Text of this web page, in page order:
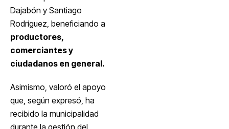
Dajabón y Santiago
Rodríguez, beneficiando a
productores,
comerciantes y
ciudadanos en general.
Asimismo, valoró el apoyo
que, según expresó, ha
recibido la municipalidad
durante la gestión del